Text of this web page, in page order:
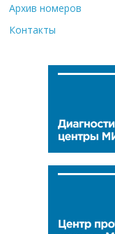
Архив номеров
Контакты